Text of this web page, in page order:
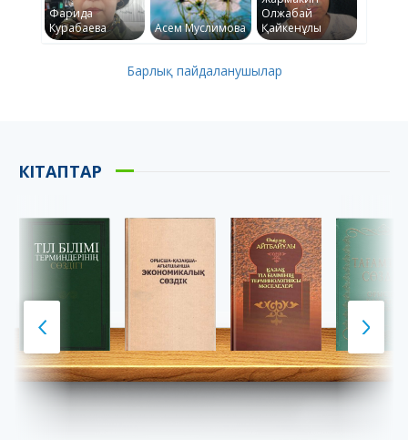
Фарида
Курабаева
Асем Муслимова
Олжабай
Қайкенұлы
Барлық пайдаланушылар
КІТАПТАР